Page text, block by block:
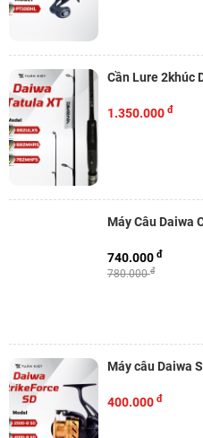
1.350.000 đ
Máy Câu Daiwa
780.000đ
740.000 đ
Máy câu Daiwa
400.000 đ